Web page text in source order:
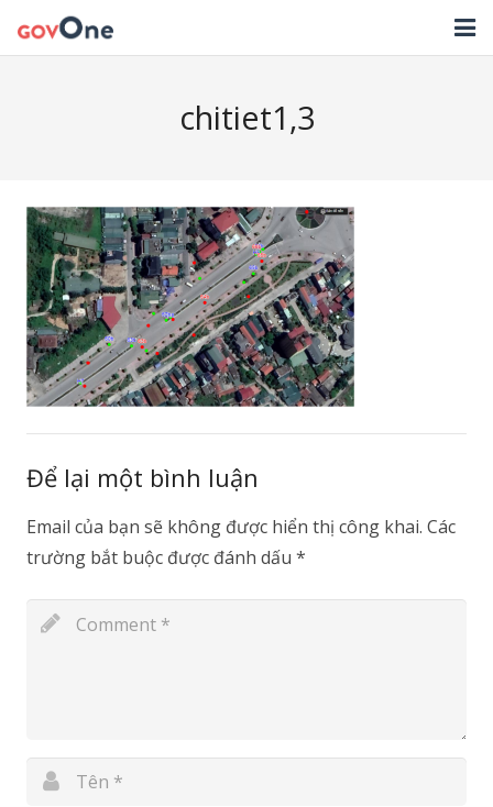
HỖ TRỢ
TẢI ỨNG DỤNG
LIÊN HỆ
NHẬT KÝ CẬP NHẬT PHẦN MỀM
chitiet1,3
Để lại một bình luận
Email của bạn sẽ không được hiển thị công khai. Các
trường bắt buộc được đánh dấu *